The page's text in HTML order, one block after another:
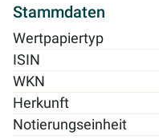
Stammdaten
Wertpapiertyp
ISIN
WKN
Herkunft
Notierungseinheit